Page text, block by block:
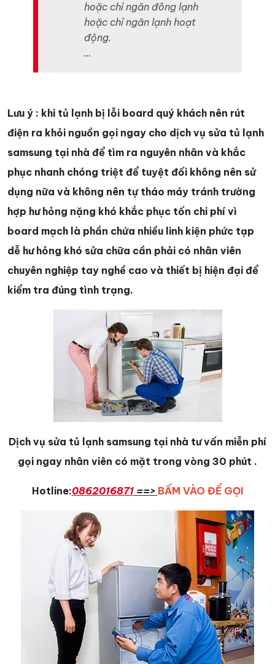
hoặc chỉ ngăn đông lạnh
hoặc chỉ ngăn lạnh hoạt
động.
…
Lưu ý : khi tủ lạnh bị lỗi board quý khách nên rút
điện ra khỏi nguồn gọi ngay cho dịch vụ sửa tủ lạnh
samsung tại nhà để tìm ra nguyên nhân và khắc
phục nhanh chóng triệt để tuyệt đối không nên sử
dụng nữa và không nên tự tháo máy tránh trường
hợp hư hỏng nặng khó khắc phục tốn chi phí vì
board mạch là phần chứa nhiều linh kiện phức tạp
dễ hư hỏng khó sửa chữa cần phải có nhân viên
chuyên nghiệp tay nghề cao và thiết bị hiện đại để
kiểm tra đúng tình trạng.
Dịch vụ sửa tủ lạnh samsung tại nhà tư vấn miễn phí
gọi ngay nhân viên có mặt trong vòng 30 phút .
Hotline:0862016871==> BẤM VÀO ĐỂ GỌI